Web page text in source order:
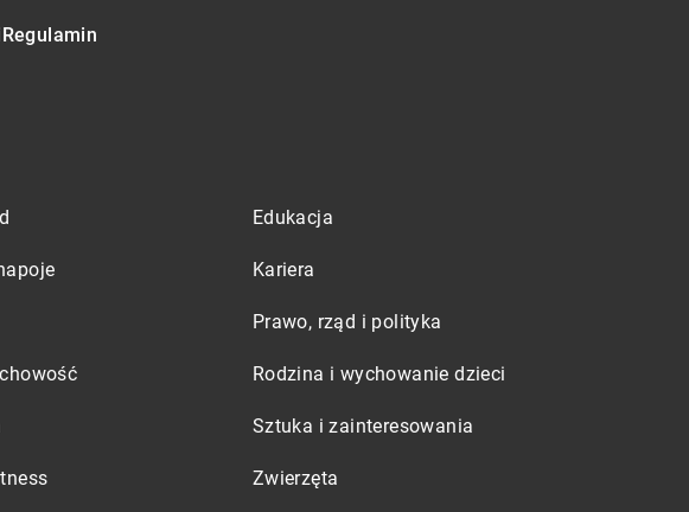
Regulamin
Edukacja
Kariera
Prawo, rząd i polityka
Rodzina i wychowanie dzieci
Sztuka i zainteresowania
Zwierzęta